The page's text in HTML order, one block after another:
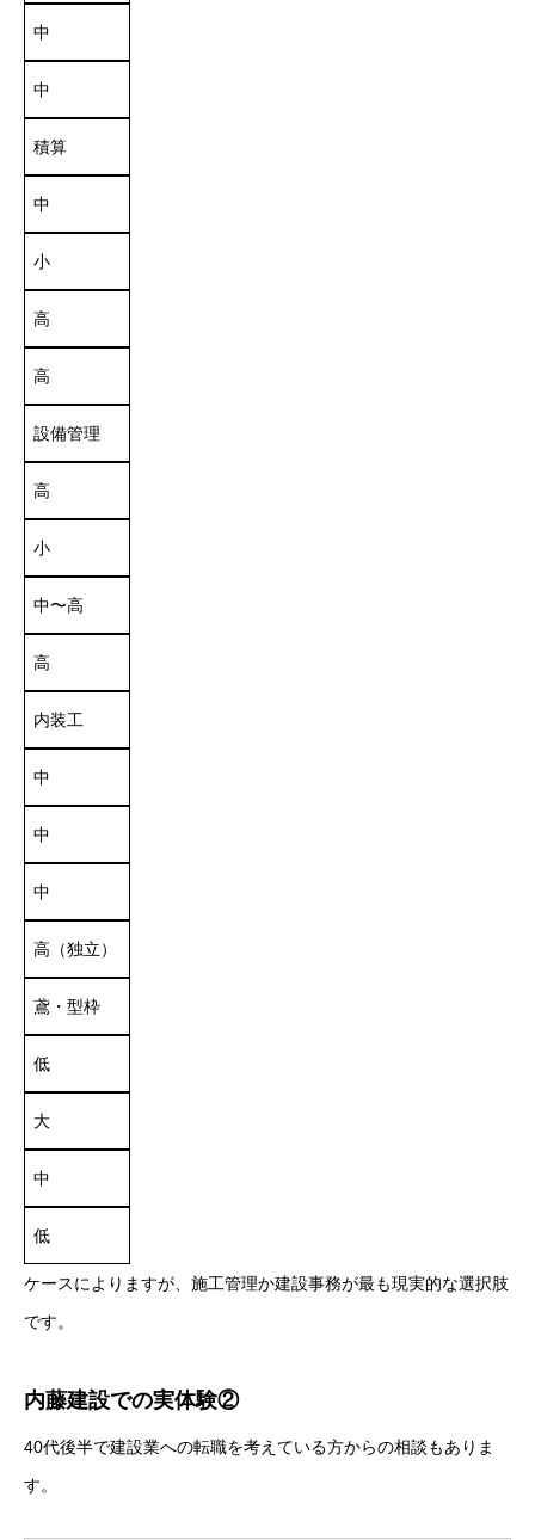
中
中
積算
中
小
高
高
設備管理
高
小
中〜高
高
内装工
中
中
中
高（独立）
鳶・型枠
低
大
中
低
ケースによりますが、施工管理か建設事務が最も現実的な選択肢
です。
内藤建設での実体験②
40代後半で建設業への転職を考えている方からの相談もありま
す。